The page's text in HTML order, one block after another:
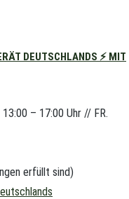
DEUTSCHLANDS ⚡ MIT
– 17:00 Uhr // FR.
erfüllt sind)